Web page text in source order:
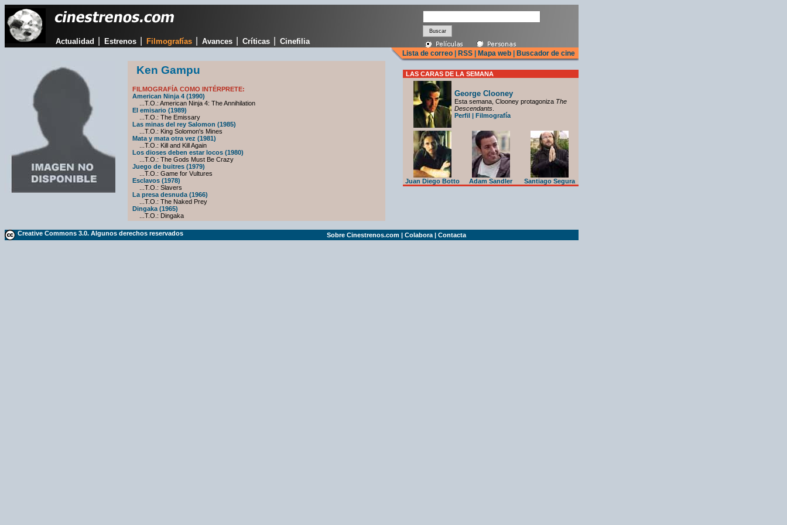
Actualidad Estrenos Filmografías Avances Críticas Cinefilia
Lista de correo RSS Mapa web Buscador de cine
Ken Gampu
FILMOGRAFÍA COMO INTÉRPRETE:
American Ninja 4 (1990)
...T.O.: American Ninja 4: The Annihilation
El emisario (1989)
...T.O.: The Emissary
Las minas del rey Salomon (1985)
...T.O.: King Solomon's Mines
Mata y mata otra vez (1981)
...T.O.: Kill and Kill Again
Los dioses deben estar locos (1980)
...T.O.: The Gods Must Be Crazy
Juego de buitres (1979)
...T.O.: Game for Vultures
Esclavos (1978)
...T.O.: Slavers
La presa desnuda (1966)
...T.O.: The Naked Prey
Dingaka (1965)
...T.O.: Dingaka
LAS CARAS DE LA SEMANA
George Clooney
Esta semana, Clooney protagoniza The
Descendants
Perfil | Filmografía
Juan Diego Botto Adam Sandler Santiago Segura
Creative Commons 3.0. Algunos derechos reservados Sobre Cinestrenos.com | Colabora | Contacta